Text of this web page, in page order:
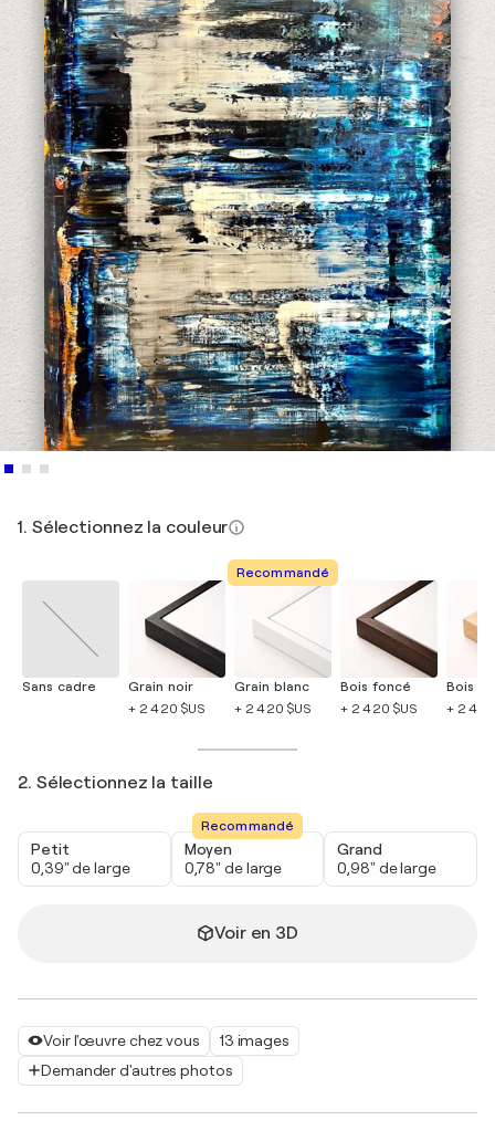
Voir l'œuvre chez vous
13 images
Demander d'autres photos
1. Sélectionnez la couleur
Sans cadre
Grain noir
+ 2 420 $US
Recommandé
Grain blanc
+ 2 420 $US
Bois foncé
+ 2 420 $US
Bois
+ 2
2. Sélectionnez la taille
Petit
0,39" de large
Recommandé
Moyen
0,78" de large
Grand
0,98" de large
Voir en 3D